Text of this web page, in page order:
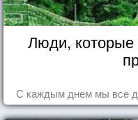
Люди,
С каждым днем мы все